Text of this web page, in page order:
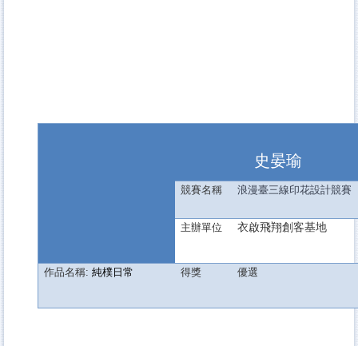
史晏瑜
競賽名稱 浪漫臺三線印花設計競賽
主辦單位 衣啟飛翔創客基地
作品名稱: 純樸日常 得獎 優選